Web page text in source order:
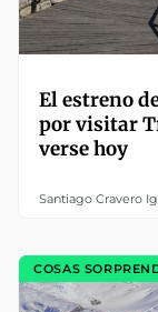
El estreno
por visitar
verse hoy
Santiago Cravero
COSAS